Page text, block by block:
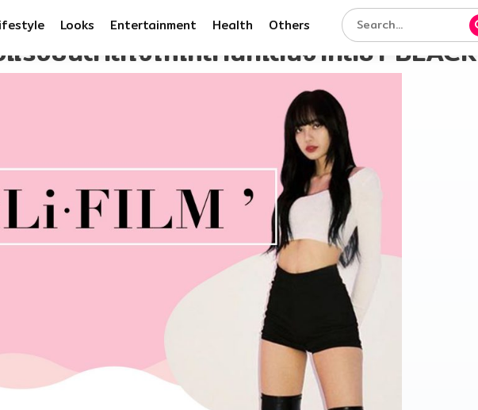
Looks Entertainment Health Others
งบันดาลใจให้เหล่านักเต้นจากลิซ่า